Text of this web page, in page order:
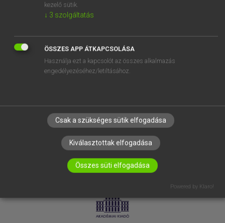
RÓLUNK
ELÉRHETŐSÉG
SÜTI BEÁLLÍTÁSOK
LICENCSZERZŐDÉS ADATVÉDELEM
kezelő sütik.
↓ 3 szolgáltatás
ÖSSZES APP ÁTKAPCSOLÁSA
Használja ezt a kapcsolót az összes alkalmazás
engedélyezéséhez/letiltásához.
Csak a szükséges sütik elfogadása
Kiválasztottak elfogadása
Összes süti elfogadása
Powered by Klaro!